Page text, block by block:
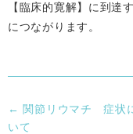
【臨床的寛解】に到達
につながります。
← 関節リウマチ 症状
いて